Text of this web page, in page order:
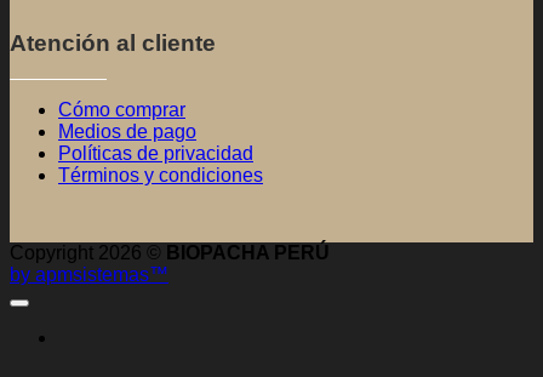
| Menú
INICIO
NOSOTROS
TIENDA